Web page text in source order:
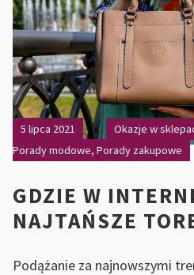
5 lipca 2021 Okazje w
Porady modowe, Porady zakupowe
GDZIE W
NAJTAŃSZE
Podążanie za najnowszymi